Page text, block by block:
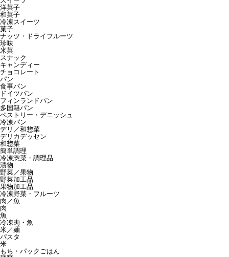
洋菓子
和菓子
冷凍スイーツ
菓子
ナッツ・ドライフルーツ
珍味
米菓
スナック
キャンディー
チョコレート
パン
食事パン
ドイツパン
フィンランドパン
多国籍パン
ペストリー・デニッシュ
冷凍パン
デリ／和惣菜
デリカデッセン
和惣菜
簡単調理
冷凍惣菜・調理品
漬物
野菜／果物
野菜加工品
果物加工品
冷凍野菜・フルーツ
肉／魚
肉
魚
冷凍肉・魚
米／麺
パスタ
米
もち・パックごはん